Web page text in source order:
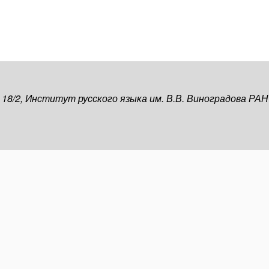
2, Институт русского языка им. В.В. Виноградова РАН